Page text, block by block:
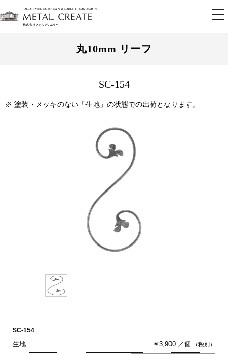
丸10mm リーフ
SC-154
※ 塗装・メッキのない「生地」の状態での出荷となります。
SC-154
生地 ￥3,900 ／個 （税別）